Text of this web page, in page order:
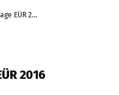
BMF aktualisiert Anlage EÜR 2016
2016